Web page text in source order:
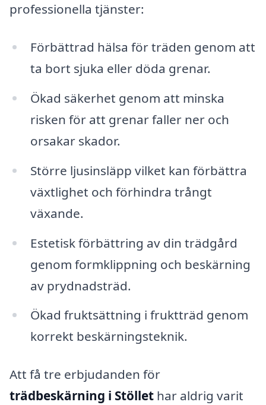
professionella tjänster:
Förbättrad hälsa för träden genom att
ta bort sjuka eller döda grenar.
Ökad säkerhet genom att minska
risken för att grenar faller ner och
orsakar skador.
Större ljusinsläpp vilket kan förbättra
växtlighet och förhindra trångt
växande.
Estetisk förbättring av din trädgård
genom formklippning och beskärning
av prydnadsträd.
Ökad fruktsättning i fruktträd genom
korrekt beskärningsteknik.
Att få tre erbjudanden för
trädbeskärning i Stöllet har aldrig varit